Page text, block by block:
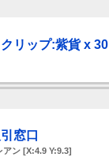
リップ:紫貨 x 30
窓口
アン [X:4.9 Y:9.3]